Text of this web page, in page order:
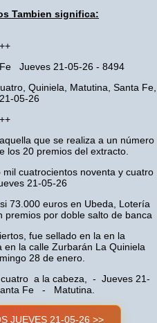
Tambien significa:
Jueves 21-05-26 - 8494
Quiniela, Matutina, Santa Fe,
05-26
que se realiza a un número
los 20 premios del extracto.
cuatrocientos noventa y cuatro
21-05-26
73.000 euros en Ubeda, Lotería
premios por doble salto de banca
fue sellado en la en la
la calle Zurbarán La Quiniela
28 de enero.
a la cabeza, - Jueves 21-
Fe - Matutina.
JUEVES 21-05-26 >>